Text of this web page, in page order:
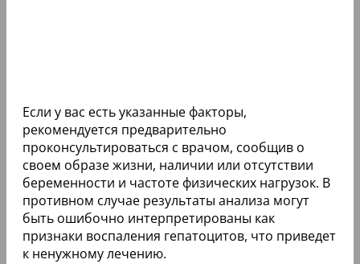
Если у вас есть указанные факторы,
рекомендуется предварительно
проконсультироваться с врачом, сообщив о
своем образе жизни, наличии или отсутствии
беременности и частоте физических нагрузок. В
противном случае результаты анализа могут
быть ошибочно интерпретированы как
признаки воспаления гепатоцитов, что приведет
к ненужному лечению.